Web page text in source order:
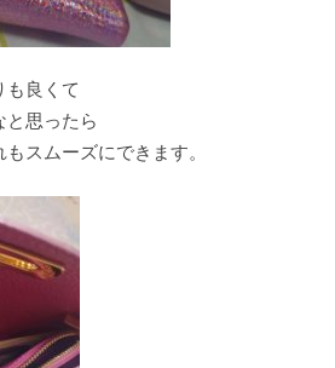
も良くて
と思ったら
スムーズにできます。